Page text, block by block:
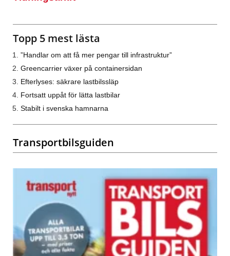
Topp 5 mest lästa
”Handlar om att få mer pengar till infrastruktur”
Greencarrier växer på containersidan
Efterlyses: säkrare lastbilssläp
Fortsatt uppåt för lätta lastbilar
Stabilt i svenska hamnarna
Transportbilsguiden